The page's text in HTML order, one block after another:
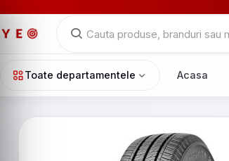
Toate departamentele Acasa